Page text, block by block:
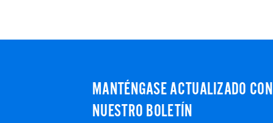
MANTÉNGASE ACTUALIZADO CON
NUESTRO BOLETÍN